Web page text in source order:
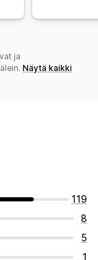
ja
Näytä kaikki
119
8
5
1